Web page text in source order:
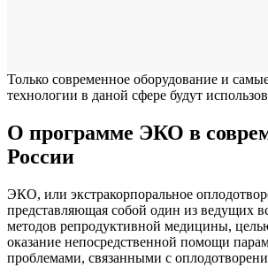
Только современное оборудование и
технологии в даной сфере будут
О программе ЭКО в
России
ЭКО, или экстракорпоральное
представляющая собой один из ведущих
методов репродуктивной медицины,
оказание непосредственной помощи
проблемами, связанными с